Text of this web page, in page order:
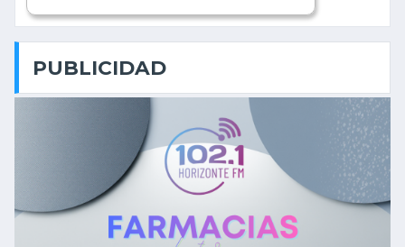
PUBLICIDAD